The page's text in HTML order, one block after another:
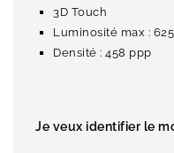
3D Touch
Luminosité max :
Densité : 458 ppp
Je veux identifier le